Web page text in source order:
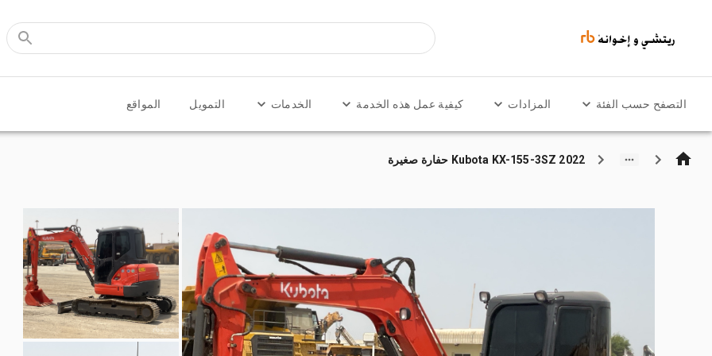
التصفح حسب الفئة المزادات كيفية عمل هذه الخدمة الخدمات التمويل المواقع
2022 Kubota KX-155-3SZ حفارة صغيرة